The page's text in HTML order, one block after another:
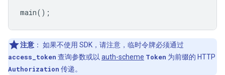
main();
注意 ： 如果不使用 SDK，请注意，临时令牌必须通过
access_token 查询参数或以 auth-scheme Token 为前缀的 HTTP
Authorization 传递。